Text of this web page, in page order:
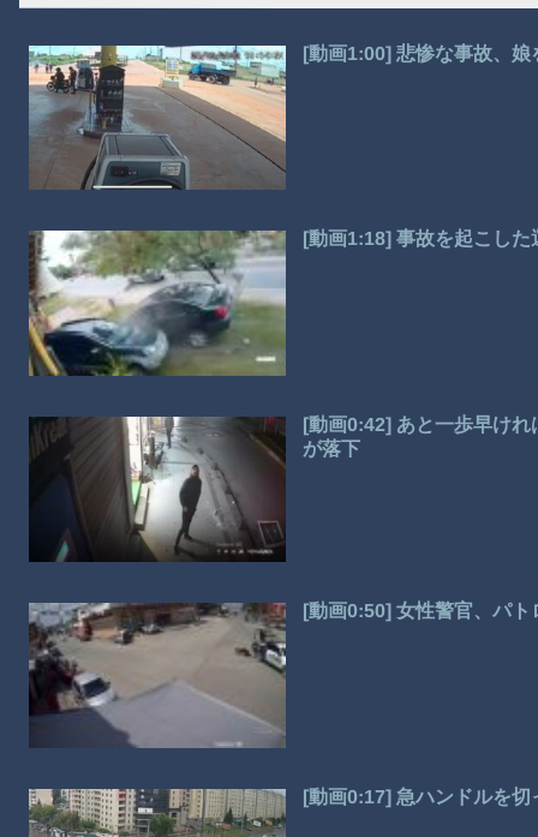
[動画1:00] 悲惨な事故、
[動画1:18] 事故を起こし
[動画0:42] あと一歩早け
が落下
[動画0:50] 女性警官、パ
[動画0:17] 急ハンドルを